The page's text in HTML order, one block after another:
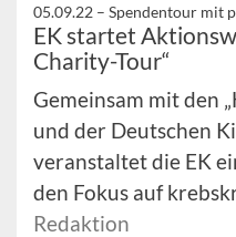
05.09.22 – Spendentour mit
EK startet
Charity-Tour“
Gemeinsam mit den
und der Deutschen
veranstaltet die EK
den Fokus auf
Redaktion